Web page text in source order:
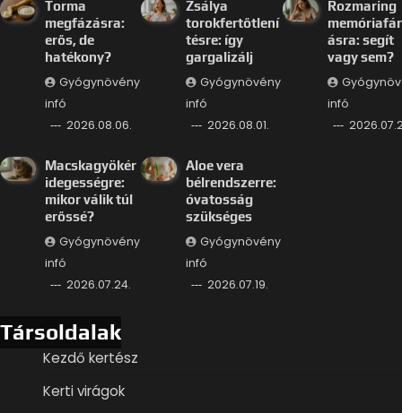
Torma
megfázásra:
erős, de
hatékony?
Gyógynövény
infó
2026.08.06.
Zsálya
torokfertőtlení
tésre: így
gargalizálj
Gyógynövény
infó
2026.08.01.
Rozmaring
ásra: segít
vagy sem?
infó
Macskagyökér
idegességre:
mikor válik túl
erőssé?
Gyógynövény
infó
2026.07.24.
Aloe vera
bélrendszerre:
óvatosság
szükséges
Gyógynövény
infó
2026.07.19.
Társoldalak
Kezdő kertész
Kerti virágok